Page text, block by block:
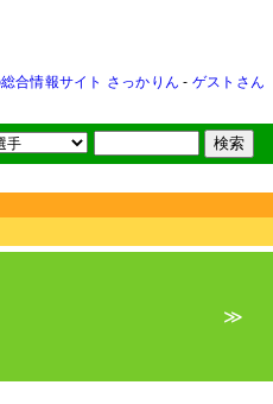
合情報サイト さっかりん - ゲストさん
≫